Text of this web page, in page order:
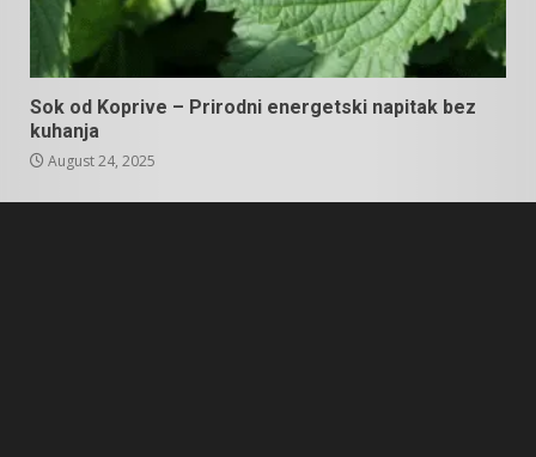
Sok od Koprive – Prirodni energetski napitak bez
kuhanja
August 24, 2025